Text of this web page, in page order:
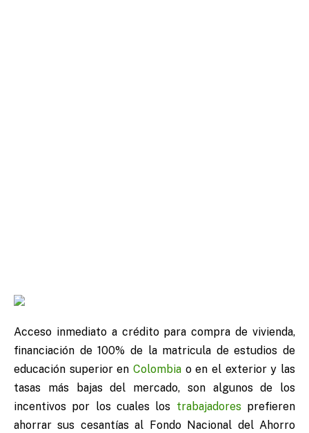
Acceso inmediato a crédito para compra de vivienda,
financiación de 100% de la matricula de estudios de
educación superior en Colombia o en el exterior y las
tasas más bajas del mercado, son algunos de los
incentivos por los cuales los trabajadores prefieren
ahorrar sus cesantías al Fondo Nacional del Ahorro